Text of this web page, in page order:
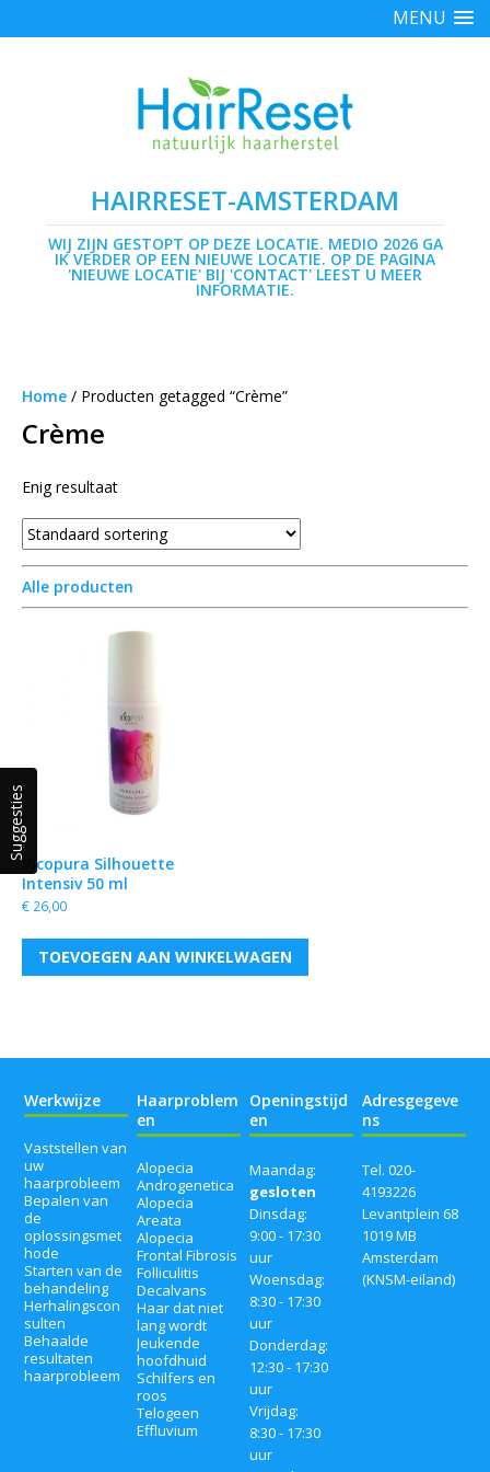
MENU
HAIRRESET-AMSTERDAM
WIJ ZIJN GESTOPT OP DEZE LOCATIE. MEDIO 2026 GA
IK VERDER OP EEN NIEUWE LOCATIE. OP DE PAGINA
'NIEUWE LOCATIE' BIJ 'CONTACT' LEEST U MEER
INFORMATIE.
Home / Producten getagged “Crème”
Crème
Enig resultaat
Alle producten
Vicopura Silhouette
Intensiv 50 ml
€ 26,00
TOEVOEGEN AAN WINKELWAGEN
Werkwijze
Vaststellen van
uw
haarprobleem
Bepalen van
de
oplossingsmet
hode
Starten van de
behandeling
Herhalingscon
sulten
Behaalde
resultaten
haarprobleem
Haarproblem
en
Alopecia
Androgenetica
Alopecia
Areata
Alopecia
Frontal Fibrosis
Folliculitis
Decalvans
Haar dat niet
lang wordt
Jeukende
hoofdhuid
Schilfers en
roos
Telogeen
Effluvium
Openingstijd
en
Maandag:
gesloten
Dinsdag:
9:00 - 17:30
uur
Woensdag:
8:30 - 17:30
uur
Donderdag:
12:30 - 17:30
uur
Vrijdag:
8:30 - 17:30
uur
Adresgegeve
ns
Tel. 020-
4193226
Levantplein 68
1019 MB
Amsterdam
(KNSM-eiland)
Suggesties